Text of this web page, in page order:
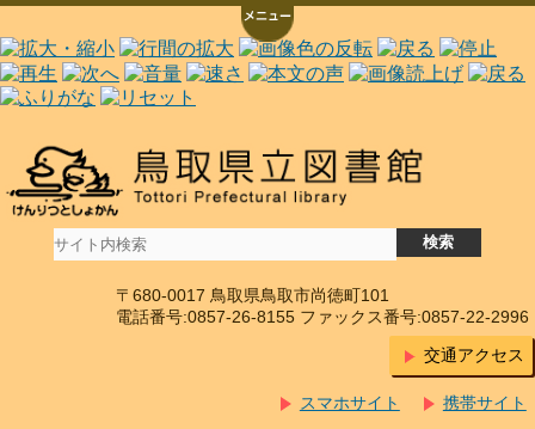
〒680-0017 鳥取県鳥取市尚徳町101
電話番号:0857-26-8155 ファックス番号:0857-22-2996
交通アクセス
携帯サイト
スマホサイト